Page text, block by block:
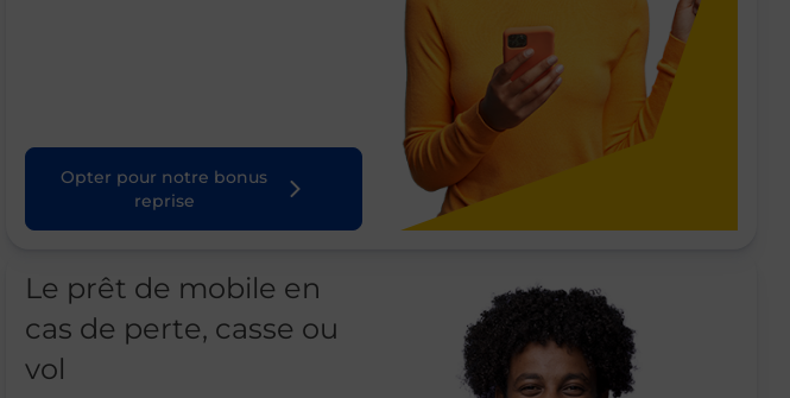
Opter pour notre bonus
reprise
Le prêt de mobile en
cas de perte, casse ou
vol